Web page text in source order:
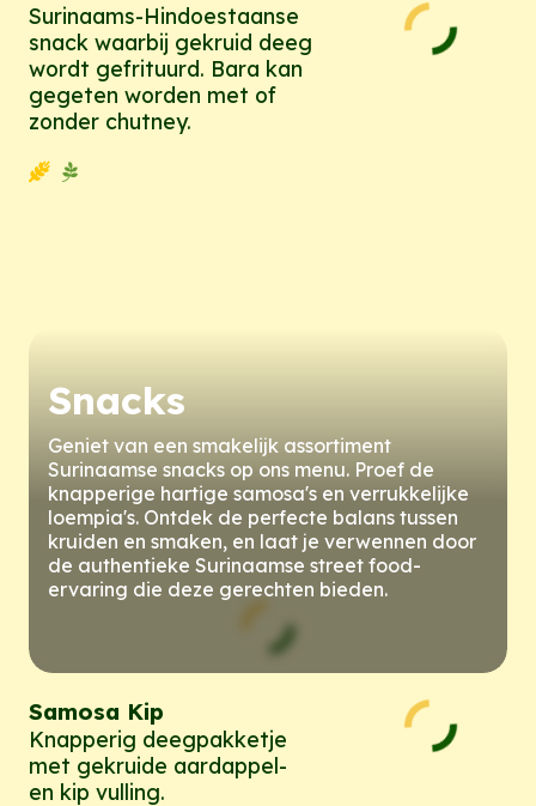
Surinaams-Hindoestaanse
snack waarbij gekruid deeg
wordt gefrituurd. Bara kan
gegeten worden met of
zonder chutney.
Snacks
Geniet van een smakelijk assortiment
Surinaamse snacks op ons menu. Proef de
knapperige hartige samosa's en verrukkelijke
loempia's. Ontdek de perfecte balans tussen
kruiden en smaken, en laat je verwennen door
de authentieke Surinaamse street food-
ervaring die deze gerechten bieden.
Samosa Kip
Knapperig deegpakketje
met gekruide aardappel-
en kip vulling.